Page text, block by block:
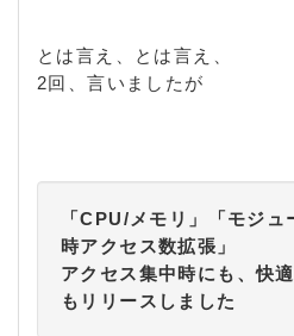
とは言え、とは言え、
2回、言いましたが
「CPU/メモリ」「モジ
時アクセス数拡張」
アクセス集中時にも、快
もリリースしました